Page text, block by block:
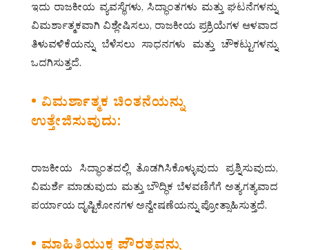
ಇದು ರಾಜಕೀಯ ವ್ಯವಸ್ಥೆಗಳು, ಸಿದ್ಧಾಂತಗಳು ಮತ್ತು ಘಟನೆಗಳನ್ನು
ವಿಮರ್ಶಾತ್ಮಕವಾಗಿ ವಿಶ್ಲೇಷಿಸಲು, ರಾಜಕೀಯ ಪ್ರಕ್ರಿಯೆಗಳ ಆಳವಾದ
ತಿಳುವಳಿಕೆಯನ್ನು ಬೆಳೆಸಲು ಸಾಧನಗಳು ಮತ್ತು ಚೌಕಟ್ಟುಗಳನ್ನು
ಒದಗಿಸುತ್ತದೆ.
• ವಿಮರ್ಶಾತ್ಮಕ ಚಿಂತನೆಯನ್ನು
ಉತ್ತೇಜಿಸುವುದು:
ರಾಜಕೀಯ ಸಿದ್ಧಾಂತದಲ್ಲಿ ತೊಡಗಿಸಿಕೊಳ್ಳುವುದು ಪ್ರಶ್ನಿಸುವುದು,
ವಿಮರ್ಶೆ ಮಾಡುವುದು ಮತ್ತು ಬೌದ್ಧಿಕ ಬೆಳವಣಿಗೆಗೆ ಅತ್ಯಗತ್ಯವಾದ
ಪರ್ಯಾಯ ದೃಷ್ಟಿಕೋನಗಳ ಅನ್ವೇಷಣೆಯನ್ನು ಪ್ರೋತ್ಸಾಹಿಸುತ್ತದೆ.